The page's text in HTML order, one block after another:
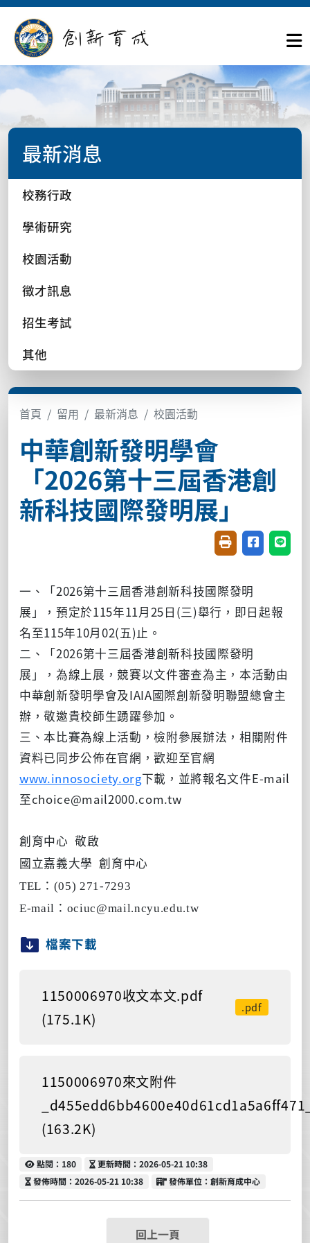
最新消息
校務行政
學術研究
校園活動
徵才訊息
招生考試
其他
首頁 留用 最新消息 校園活動
中華創新發明學會
「2026第十三屆香港創
新科技國際發明展」
友善列印(開新視
分享至臉書
分享
一、「2026第十三屆香港創新科技國際發明
展」，預定於115年11月25日(三)舉行，即日起報
名至115年10月02(五)止。
二、「2026第十三屆香港創新科技國際發明
展」，為線上展，競賽以文件審查為主，本活動由
中華創新發明學會及IAIA國際創新發明聯盟總會主
辦，敬邀貴校師生踴躍參加。
三、本比賽為線上活動，檢附參展辦法，相關附件
資料已同步公佈在官網，歡迎至官網
www.innosociety.org下載，並將報名文件E-mail
至choice@mail2000.com.tw
創育中心 敬啟
國立嘉義大學 創育中心
TEL：(05) 271-7293
E-mail：ociuc@mail.ncyu.edu.tw
檔案下載
1150006970收文本文.pdf
(175.1K)
.pdf
1150006970來文附件
(163.2K)
點閱
點閱：180 更新時間
更新時間：2026-05-21 10:38
發佈時間
發佈時間：2026-05-21 10:38 發佈單位
發佈單位：創新育成中心
回上一頁